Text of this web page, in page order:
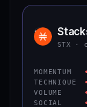
CAP.
VAR. 7 J
VS ATH
−55,9 %
STX
STX ·
MOMENTUM
TECHNIQUE
VOLUME
SOCIAL